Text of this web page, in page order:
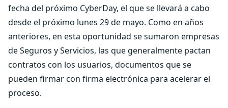
fecha del próximo CyberDay, el que se llevará a cabo
desde el próximo lunes 29 de mayo. Como en años
anteriores, en esta oportunidad se sumaron empresas
de Seguros y Servicios, las que generalmente pactan
contratos con los usuarios, documentos que se
pueden firmar con firma electrónica para acelerar el
proceso.